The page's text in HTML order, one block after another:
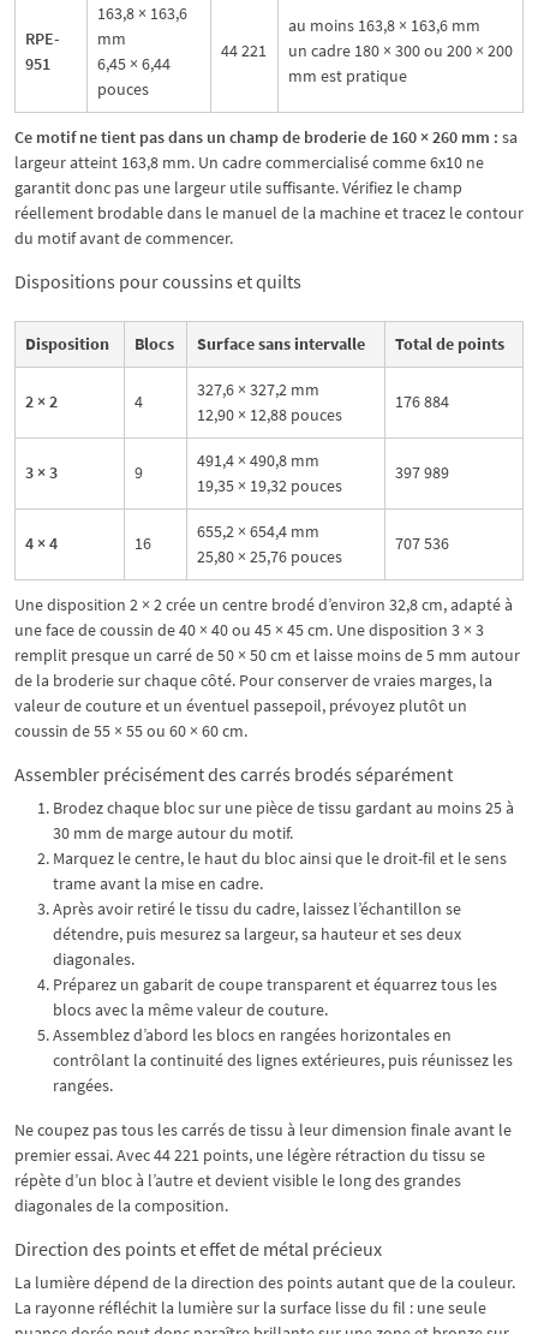
RPE-
951
163,8 × 163,6
mm
6,45 × 6,44
pouces
44 221
au moins 163,8 × 163,6 mm
un cadre 180 × 300 ou 200 × 200
mm est pratique
Ce motif ne tient pas dans un champ de broderie de 160 × 260 mm : sa
largeur atteint 163,8 mm. Un cadre commercialisé comme 6x10 ne
garantit donc pas une largeur utile suffisante. Vérifiez le champ
réellement brodable dans le manuel de la machine et tracez le contour
du motif avant de commencer.
Dispositions pour coussins et quilts
Disposition Blocs Surface sans intervalle Total de points
2 × 2 4
327,6 × 327,2 mm
12,90 × 12,88 pouces
176 884
3 × 3 9
491,4 × 490,8 mm
19,35 × 19,32 pouces
397 989
4 × 4 16
655,2 × 654,4 mm
25,80 × 25,76 pouces
707 536
Une disposition 2 × 2 crée un centre brodé d’environ 32,8 cm, adapté à
une face de coussin de 40 × 40 ou 45 × 45 cm. Une disposition 3 × 3
remplit presque un carré de 50 × 50 cm et laisse moins de 5 mm autour
de la broderie sur chaque côté. Pour conserver de vraies marges, la
valeur de couture et un éventuel passepoil, prévoyez plutôt un
coussin de 55 × 55 ou 60 × 60 cm.
Assembler précisément des carrés brodés séparément
Brodez chaque bloc sur une pièce de tissu gardant au moins 25 à
30 mm de marge autour du motif.
Marquez le centre, le haut du bloc ainsi que le droit-fil et le sens
trame avant la mise en cadre.
Après avoir retiré le tissu du cadre, laissez l’échantillon se
détendre, puis mesurez sa largeur, sa hauteur et ses deux
diagonales.
Préparez un gabarit de coupe transparent et équarrez tous les
blocs avec la même valeur de couture.
Assemblez d’abord les blocs en rangées horizontales en
contrôlant la continuité des lignes extérieures, puis réunissez les
rangées.
Ne coupez pas tous les carrés de tissu à leur dimension finale avant le
premier essai. Avec 44 221 points, une légère rétraction du tissu se
répète d’un bloc à l’autre et devient visible le long des grandes
diagonales de la composition.
Direction des points et effet de métal précieux
La lumière dépend de la direction des points autant que de la couleur.
La rayonne réfléchit la lumière sur la surface lisse du fil : une seule